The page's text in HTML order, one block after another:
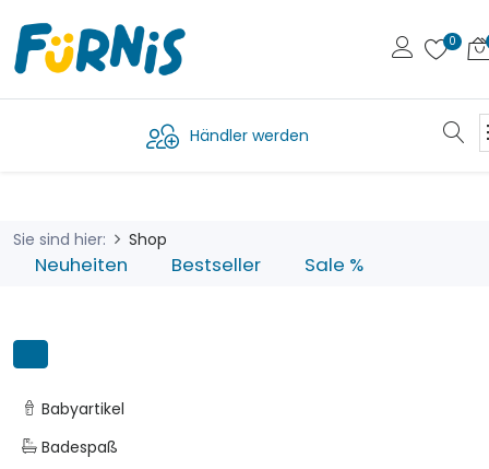
Händler werden
Sie sind hier: Shop
Neuheiten Bestseller Sale %
Babyartikel
Badespaß